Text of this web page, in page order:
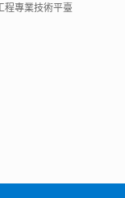
程專業技術平臺